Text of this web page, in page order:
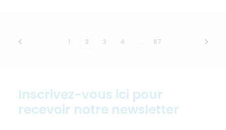
1 2 3 4 … 67
Inscrivez-vous ici pour
recevoir notre newsletter